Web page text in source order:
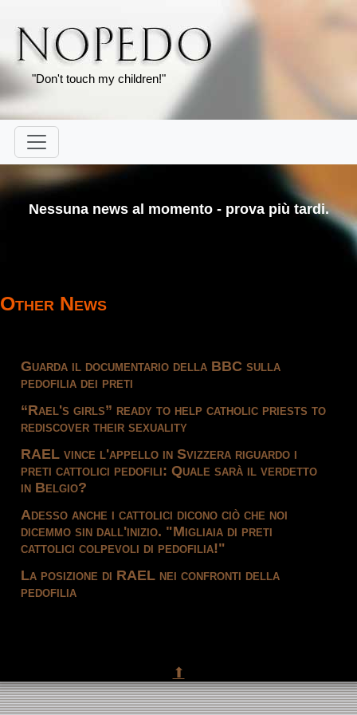
"Don't touch my children!"
Nessuna news al momento - prova più tardi.
Other News
Guarda il documentario della BBC sulla
pedofilia dei preti
“Rael's girls” ready to help catholic priests to
rediscover their sexuality
RAEL vince l'appello in Svizzera riguardo i
preti cattolici pedofili: Quale sarà il verdetto
in Belgio?
Adesso anche i cattolici dicono ciò che noi
dicemmo sin dall'inizio. "Migliaia di preti
cattolici colpevoli di pedofilia!"
La posizione di RAEL nei confronti della
pedofilia
⬆